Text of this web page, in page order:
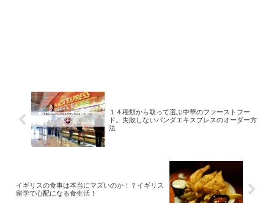
１４種類から取って選ぶ中華のファーストフー
ド。失敗しないパンダエキスプレスのオーダー方
法
イギリスの食事は本当にマズいのか！？イギリス
留学で心配になる食生活！